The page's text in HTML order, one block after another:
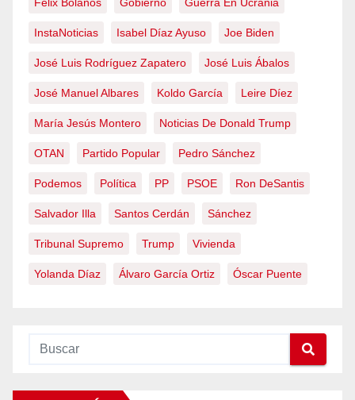
InstaNoticias Isabel Díaz Ayuso Joe Biden
José Luis Rodríguez Zapatero José Luis Ábalos
José Manuel Albares Koldo García Leire Díez
María Jesús Montero Noticias De Donald Trump
OTAN Partido Popular Pedro Sánchez
Podemos Política PP PSOE Ron DeSantis
Salvador Illa Santos Cerdán Sánchez
Tribunal Supremo Trump Vivienda
Yolanda Díaz Álvaro García Ortiz Óscar Puente